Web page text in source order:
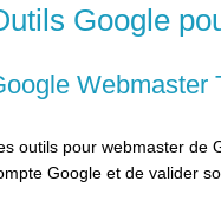
Google
Webmaster
outils pour webmaster de
Google et de valider